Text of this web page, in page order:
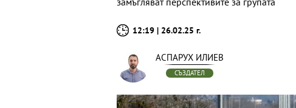
12:19 | 26.02.25 г.
АСПАРУХ ИЛИЕВ
СЪЗДАТЕЛ